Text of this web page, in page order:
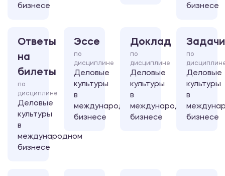
бизнесе
бизнесе
Ответы
на
билеты
по
дисциплине
Деловые
культуры
в
международном
бизнесе
Эссе
по
дисциплине
Деловые
культуры
в
международном
бизнесе
Доклад
по
дисциплине
Деловые
культуры
в
международном
бизнесе
Задачи
по
Деловые
культуры
в
бизнесе